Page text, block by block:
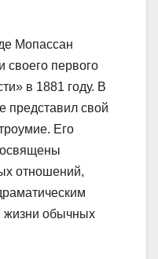
Мопассан
своего первого
в 1881 году. В
представил свой
Его
отношений,
жизни обычных